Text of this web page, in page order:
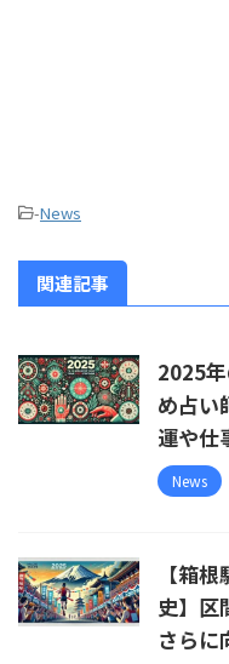
-News
関連記事
2025
め占い
運や仕
News
【箱
史】区
さらに